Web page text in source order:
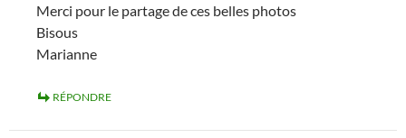
Merci pour le partage de ces belles photos
Bisous
Marianne
RÉPONDRE